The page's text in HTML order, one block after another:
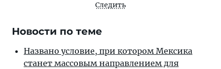
Следить
Новости по теме
Названо условие, при котором Мексика
станет массовым направлением для